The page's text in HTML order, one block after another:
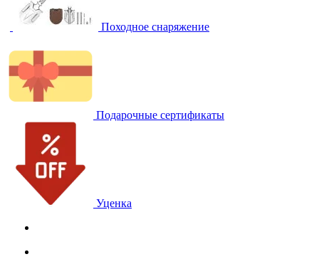
Походное снаряжение
Подарочные сертификаты
Уценка